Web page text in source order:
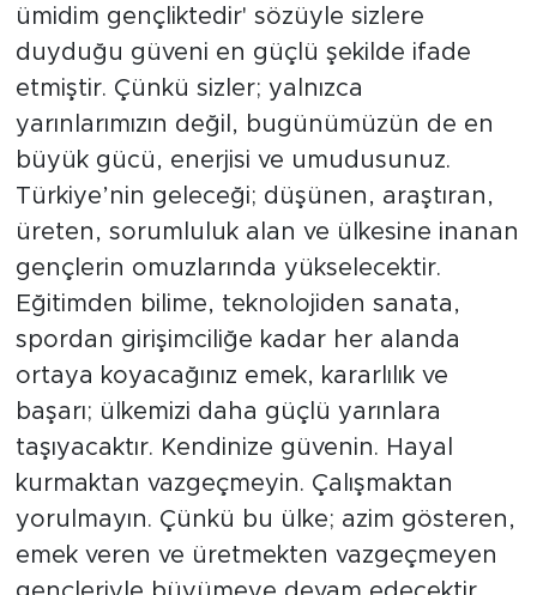
ümidim gençliktedir' sözüyle sizlere
duyduğu güveni en güçlü şekilde ifade
etmiştir. Çünkü sizler; yalnızca
yarınlarımızın değil, bugünümüzün de en
büyük gücü, enerjisi ve umudusunuz.
Türkiye’nin geleceği; düşünen, araştıran,
üreten, sorumluluk alan ve ülkesine inanan
gençlerin omuzlarında yükselecektir.
Eğitimden bilime, teknolojiden sanata,
spordan girişimciliğe kadar her alanda
ortaya koyacağınız emek, kararlılık ve
başarı; ülkemizi daha güçlü yarınlara
taşıyacaktır. Kendinize güvenin. Hayal
kurmaktan vazgeçmeyin. Çalışmaktan
yorulmayın. Çünkü bu ülke; azim gösteren,
emek veren ve üretmekten vazgeçmeyen